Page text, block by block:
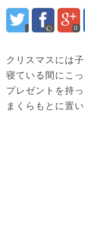
0
クリスマスには
寝ている間にこ
プレゼントを持
まくらもとに置